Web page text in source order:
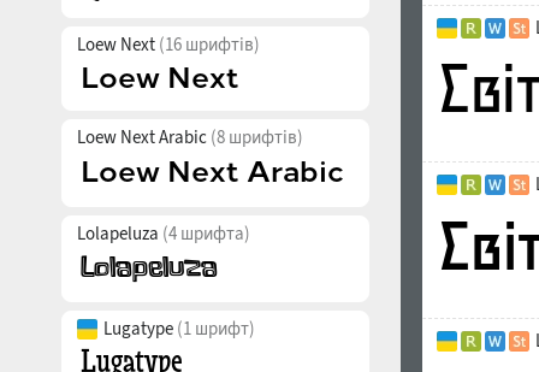
Loew Next (16 шрифтів)
Loew Next Arabic (8 шрифтів)
Lolapeluza (4 шрифта)
Lugatype (1 шрифт)